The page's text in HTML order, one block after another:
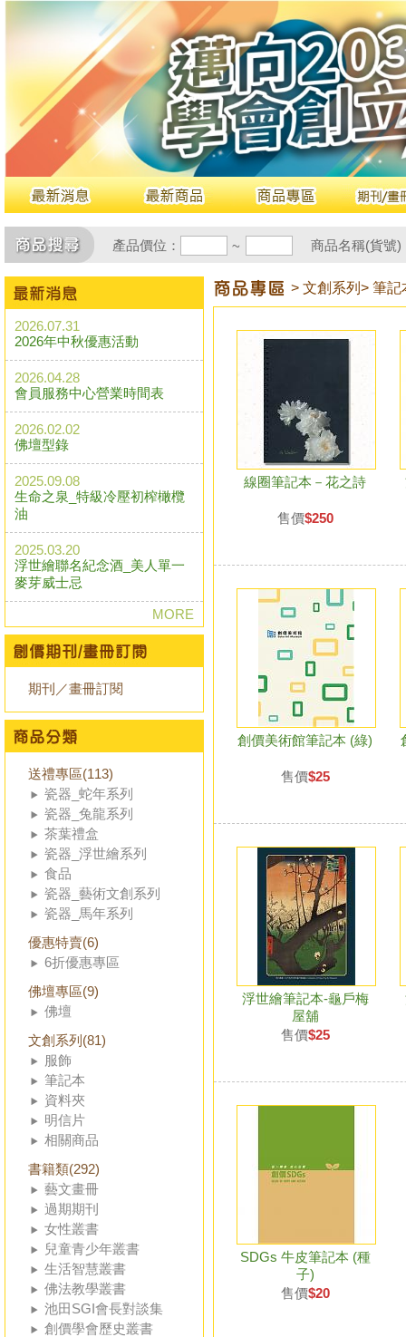
產品價位： ~ 商品名稱(貨號
2026.07.31
2026年中秋優惠活動
2026.04.28
會員服務中心營業時間表
2026.02.02
佛壇型錄
2025.09.08
生命之泉_特級冷壓初榨橄欖
油
2025.03.20
浮世繪聯名紀念酒_美人單一
麥芽威士忌
MORE
期刊／畫冊訂閱
送禮專區(113)
瓷器_蛇年系列
瓷器_兔龍系列
茶葉禮盒
瓷器_浮世繪系列
食品
瓷器_藝術文創系列
瓷器_馬年系列
優惠特賣(6)
6折優惠專區
佛壇專區(9)
佛壇
文創系列(81)
服飾
筆記本
資料夾
明信片
相關商品
書籍類(292)
藝文畫冊
過期期刊
女性叢書
兒童青少年叢書
生活智慧叢書
佛法教學叢書
池田SGI會長對談集
創價學會歷史叢書
> 文創系列 > 筆記
線圈筆記本－花之詩
售價$250
創價美術館筆記本 (綠)
售價$25
浮世繪筆記本-龜戶梅
屋舖
售價$25
SDGs 牛皮筆記本 (種
子)
售價$20